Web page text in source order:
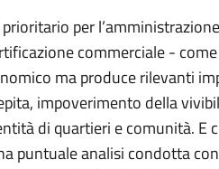
per
commerciale -
ma produce rilevanti
impoverimento della
di quartieri e comunità.
puntuale analisi condotta